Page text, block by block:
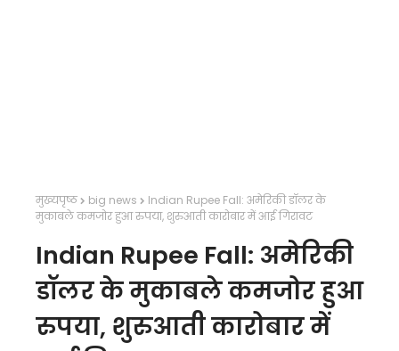
मुख्यपृष्ठ big news
Indian Rupee Fall: अमेरिकी डॉलर के
मुकाबले कमजोर हुआ रुपया, शुरुआती कारोबार में आई गिरावट
Indian Rupee Fall: अमेरिकी
डॉलर के मुकाबले कमजोर हुआ
रुपया, शुरुआती कारोबार में